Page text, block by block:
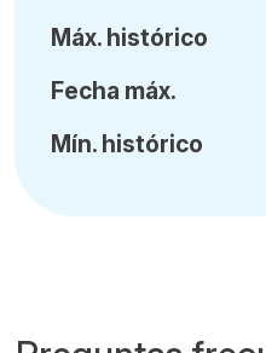
Máx. histórico
Fecha máx.
Mín. histórico